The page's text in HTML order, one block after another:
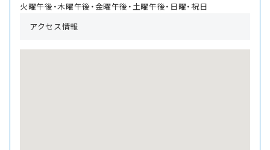
火曜午後・木曜午後・金曜午後・土曜午後・日曜・祝日
アクセス情報